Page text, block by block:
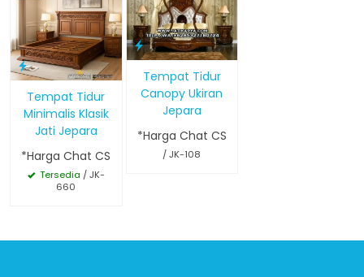
Tempat Tidur
Minimalis Klasik
Jati Jepara
*Harga Chat CS
Tersedia / JK-
660
Tempat Tidur
Canopy Ukiran
Jepara
*Harga Chat CS
/ JK-108